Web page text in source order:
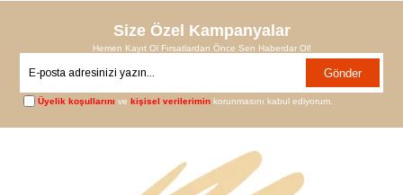
Size Özel Kampanyalar
Hemen Kayıt Ol Fırsatlardan Önce Sen Haberdar Ol!
Gönder
Üyelik koşullarını vekişisel verilerimin korunmasını kabul ediyorum.